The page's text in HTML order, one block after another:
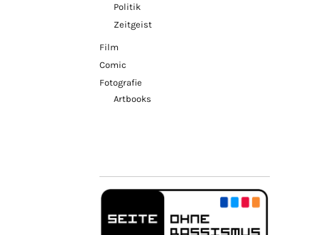
Politik
Zeitgeist
Film
Comic
Fotografie
Artbooks